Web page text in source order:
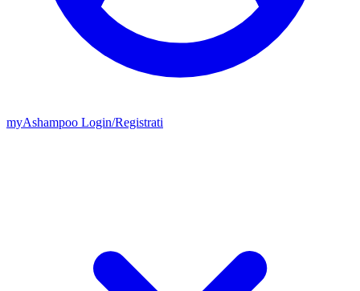
myAshampoo Login/Registrati